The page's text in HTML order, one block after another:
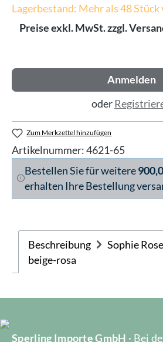
Lagerbestand: Mehr als 48
Preise exkl. MwSt. zzgl.
Anmelden
oder
Zum Merkzettel hinzufügen
Artikelnummer:4621-65
Bestellen Sie für weitere
erhalten Ihre Bestellung
Beschreibung
Sophie
beige-rosa
Sperling Importe GmbH · Bei